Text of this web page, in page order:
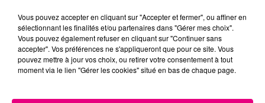
Poissons
Vous pouvez accepter en cliquant sur "Accepter et fermer", ou affiner en
sélectionnant les finalités et/ou partenaires dans "Gérer mes choix".
Vous pouvez également refuser en cliquant sur "Continuer sans
accepter". Vos préférences ne s'appliqueront que pour ce site. Vous
pouvez mettre à jour vos choix, ou retirer votre consentement à tout
moment via le lien "Gérer les cookies" situé en bas de chaque page.